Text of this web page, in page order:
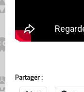
Partager :